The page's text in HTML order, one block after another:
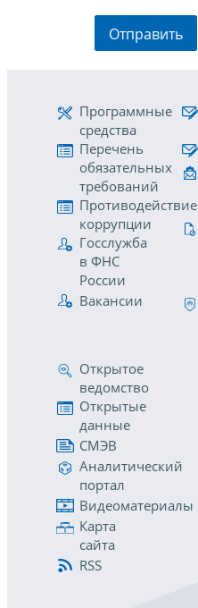
Отправить
Программные
средства
Перечень
обязательных
требований
Противодействие
коррупции
Госслужба
в ФНС
России
Вакансии
Открытое
ведомство
Открытые
данные
СМЭВ
Аналитический
портал
Видеоматериалы
Карта
сайта
RSS